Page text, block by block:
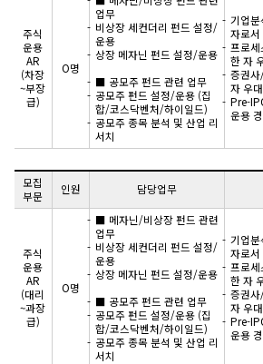
주식
운용
AR
(차장
~부장
급)
O명
업무
비상장 세컨더리 펀드 설정/
운용
상장 메자닌 펀드 설정/운용
■ 공모주 펀드 관련 업무
공모주 펀드 설정/운용 (집
합/코스닥벤처/하이일드)
공모주 종목 분석 및 산업 리
서치
기업분
자로서
프로
한 자
증권
자 우대
Pre-
운용
모집
부문
인원 담당업무
주식
운용
AR
(대리
~과장
급)
O명
■ 메자닌/비상장 펀드 관련
업무
비상장 세컨더리 펀드 설정/
운용
상장 메자닌 펀드 설정/운용
■ 공모주 펀드 관련 업무
공모주 펀드 설정/운용 (집
합/코스닥벤처/하이일드)
공모주 종목 분석 및 산업 리
서치
기업분
자로서
프로
한 자
증권
자 우대
Pre-
운용